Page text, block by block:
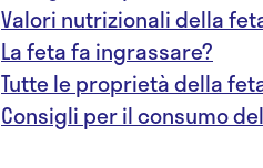
Valori nutrizionali della
La feta fa ingrassare?
Tutte le proprietà della
Consigli per il consumo